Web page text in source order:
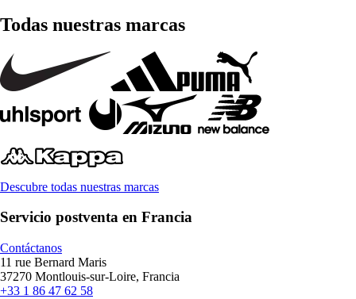
Todas nuestras marcas
Descubre todas nuestras marcas
Servicio postventa en Francia
Contáctanos
11 rue Bernard Maris
37270 Montlouis-sur-Loire, Francia
+33 1 86 47 62 58